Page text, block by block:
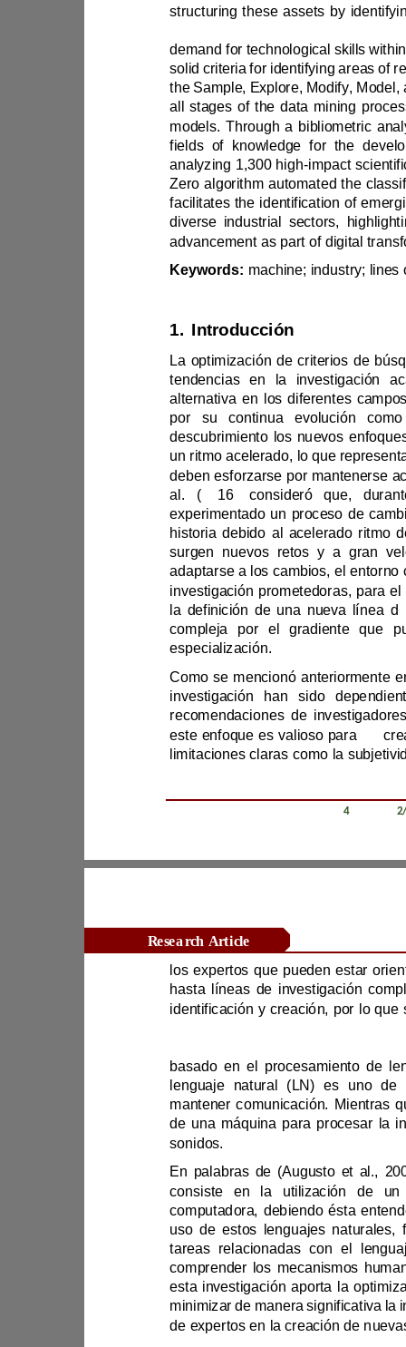
Revista Científica Zambos / Vol. 04 2
analyzing 1,300 high-
Keywords:
1. Introducción
( 16)
adaptarse a los cambios,
la definición de una nueva línea d
este enfoque es v
Research Article
uso de estos lengua